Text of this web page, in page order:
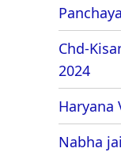
Chd-
2024
Haryana
Nabha